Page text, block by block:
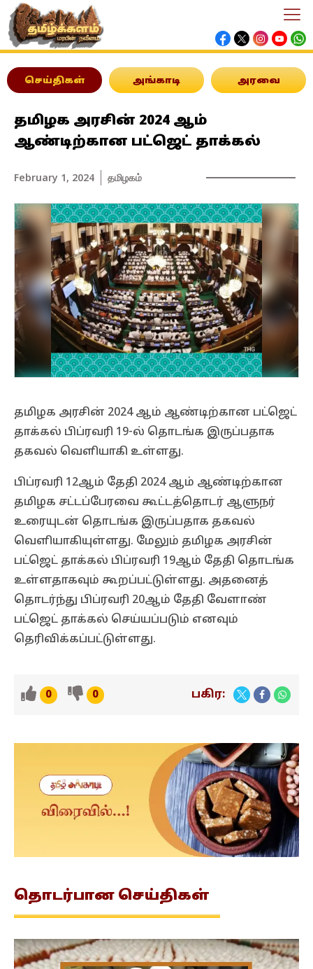
செய்திகள் அங்காடி அரவை
தமிழக அரசின் 2024 ஆம்
ஆண்டிற்கான பட்ஜெட் தாக்கல்
February 1, 2024 தமிழகம்
தமிழக அரசின் 2024 ஆம் ஆண்டிற்கான பட்ஜெட்
தாக்கல் பிப்ரவரி 19-ல் தொடங்க இருப்பதாக
தகவல் வெளியாகி உள்ளது.
பிப்ரவரி 12ஆம் தேதி 2024 ஆம் ஆண்டிற்கான
தமிழக சட்டப்பேரவை கூட்டத்தொடர் ஆளுநர்
உரையுடன் தொடங்க இருப்பதாக தகவல்
வெளியாகியுள்ளது. மேலும் தமிழக அரசின்
பட்ஜெட் தாக்கல் பிப்ரவரி 19ஆம் தேதி தொடங்க
உள்ளதாகவும் கூறப்பட்டுள்ளது. அதனைத்
தொடர்ந்து பிப்ரவரி 20ஆம் தேதி வேளாண்
பட்ஜெட் தாக்கல் செய்யப்படும் எனவும்
தெரிவிக்கப்பட்டுள்ளது.
0 0 பகிர:
தொடர்பான செய்திகள்